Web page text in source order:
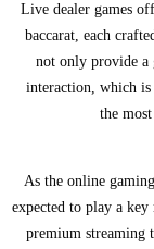
Live dealer games
baccarat, each
not only provide a
interaction, which is
the
As the online
expected to play a
premium streaming